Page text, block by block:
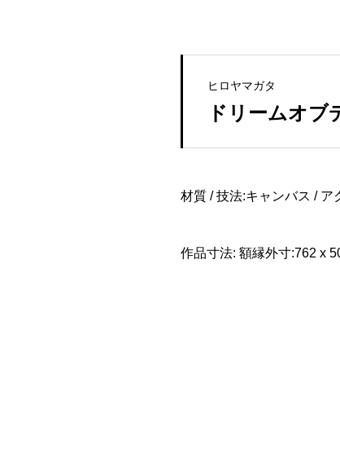
ヒロヤマガタ
ドリームオブ
材質 / 技法:キャンバス / ア
作品寸法: 額縁外寸:762 x